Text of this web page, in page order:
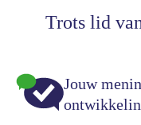
Trots lid
Jouw